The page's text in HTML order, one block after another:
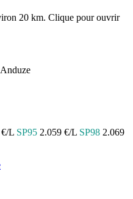
20 km. Clique pour ouvrir
€/L SP95 2.059 €/L SP98 2.069